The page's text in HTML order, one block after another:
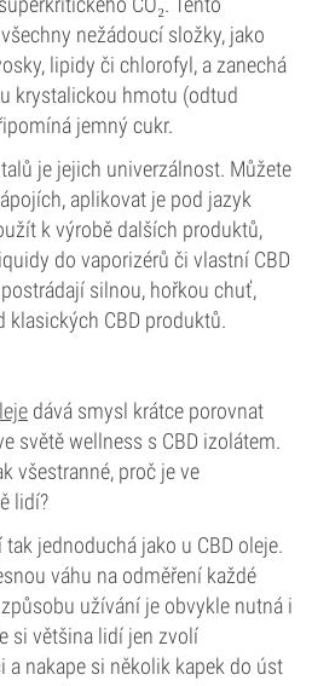
nežádoucí složky, jako
lipidy či chlorofyl, a zanechá
krystalickou hmotu (odtud
jemný cukr.
je jejich univerzálnost. Můžete
aplikovat je pod jazyk
k výrobě dalších produktů,
do vaporizérů či vlastní CBD
silnou, hořkou chuť,
klasických CBD produktů.
dává smysl krátce porovnat
světě wellness s CBD izolátem.
všestranné, proč je ve
lidí?
jednoduchá jako u CBD oleje.
váhu na odměření každé
užívání je obvykle nutná i
si většina lidí jen zvolí
a nakape si několik kapek do úst